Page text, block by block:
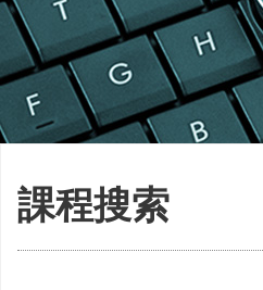
課程搜索